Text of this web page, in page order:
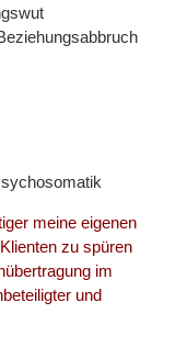
meine eigenen
zu spüren
im
und